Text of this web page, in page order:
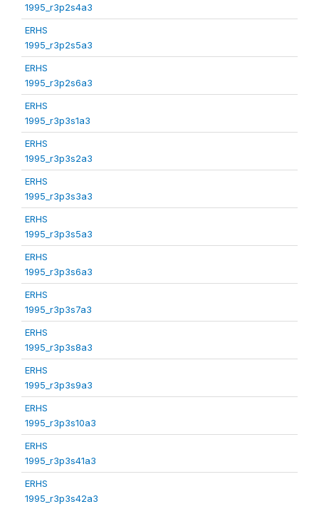
1995_r3p2s4a3
ERHS
1995_r3p2s5a3
ERHS
1995_r3p2s6a3
ERHS
1995_r3p3s1a3
ERHS
1995_r3p3s2a3
ERHS
1995_r3p3s3a3
ERHS
1995_r3p3s5a3
ERHS
1995_r3p3s6a3
ERHS
1995_r3p3s7a3
ERHS
1995_r3p3s8a3
ERHS
1995_r3p3s9a3
ERHS
1995_r3p3s10a3
ERHS
1995_r3p3s41a3
ERHS
1995_r3p3s42a3